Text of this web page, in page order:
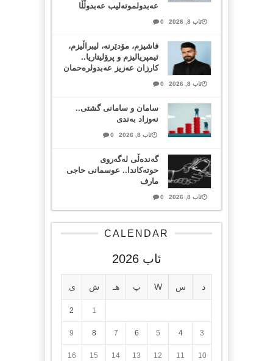
عەبدولموتەلیب عەبدوڵڵا
ئاب 8, 2026 0
فاشیزم، مۆدێرنە، لیبراڵیزم،
ئیمپریالیزم و پرۆلیتاریا..
کارزان عەزیز عەبدولرەحمان
ئاب 8, 2026 0
سامان و سامانی گشتی..
نەوزاد بەندی
ئاب 8, 2026 0
گەندەڵی لەگەروی
حوتەکاندا.. عوسمانی حاجی
مارف
ئاب 8, 2026 0
CALENDAR
ئاب 2026
د س W پ هـ ش ی
1
2
3
4
5
6
7
8
9
10
11
12
13
14
15
16